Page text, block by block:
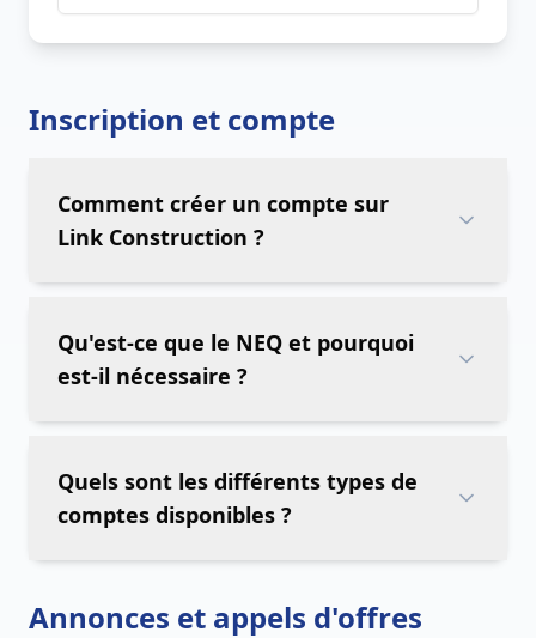
Inscription et compte
Comment créer un compte sur
Link Construction ?
Qu'est-ce que le NEQ et pourquoi
est-il nécessaire ?
Quels sont les différents types de
comptes disponibles ?
Annonces et appels d'offres